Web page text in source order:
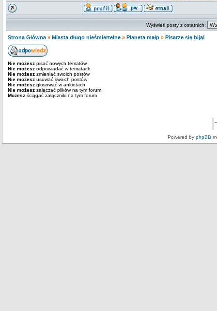
Wyświetl posty z ostatnich:
Strona Główna » Miasta długo nieśmiertelne » Planeta małp » Pisarze się biją!
Nie możesz pisać nowych tematów
Nie możesz odpowiadać w tematach
Nie możesz zmieniać swoich postów
Nie możesz usuwać swoich postów
Nie możesz głosować w ankietach
Nie możesz załączać plików na tym forum
Możesz ściągać załączniki na tym forum
Powered by phpBB